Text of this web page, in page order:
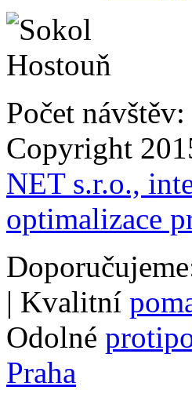
Počet návštěv:
Copyright
NET s.r.o.,
optimalizace
| Kvalitní
Odolné
Praha